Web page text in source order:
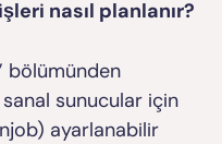
nasıl planlanır?
bölümünden
sunucular için
ayarlanabilir